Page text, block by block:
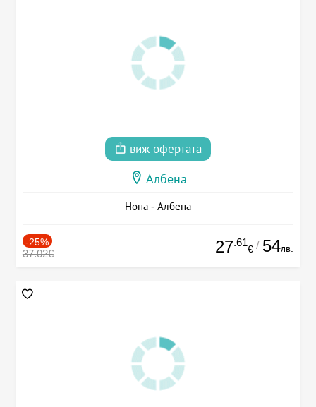
виж офертата
Албена
Нона - Албена
-25%
37.02€ 27.61
€ / 54лв.